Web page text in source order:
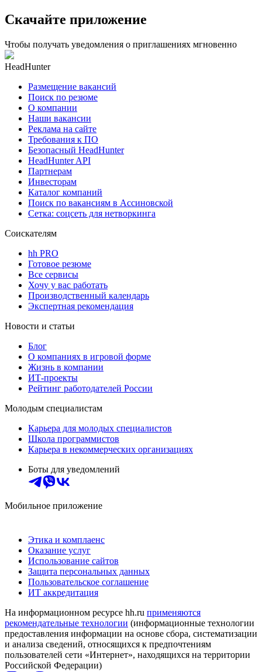
Скачайте приложение
Чтобы получать уведомления о приглашениях мгновенно
HeadHunter
Размещение вакансий
Поиск по резюме
О компании
Наши вакансии
Реклама на сайте
Требования к ПО
Безопасный HeadHunter
HeadHunter API
Партнерам
Инвесторам
Каталог компаний
Поиск по вакансиям в Ассиновской
Сетка: соцсеть для нетворкинга
Соискателям
hh PRO
Готовое резюме
Все сервисы
Хочу у вас работать
Производственный календарь
Экспертная рекомендация
Новости и статьи
Блог
О компаниях в игровой форме
Жизнь в компании
ИТ-проекты
Рейтинг работодателей России
Молодым специалистам
Карьера для молодых специалистов
Школа программистов
Карьера в некоммерческих организациях
Боты для уведомлений
Мобильное приложение
Этика и комплаенс
Оказание услуг
Использование сайтов
Защита персональных данных
Пользовательское соглашение
ИТ аккредитация
На информационном ресурсе hh.ru применяются
рекомендательные технологии (информационные технологии
предоставления информации на основе сбора, систематизации
и анализа сведений, относящихся к предпочтениям
пользователей сети «Интернет», находящихся на территории
Российской Федерации)